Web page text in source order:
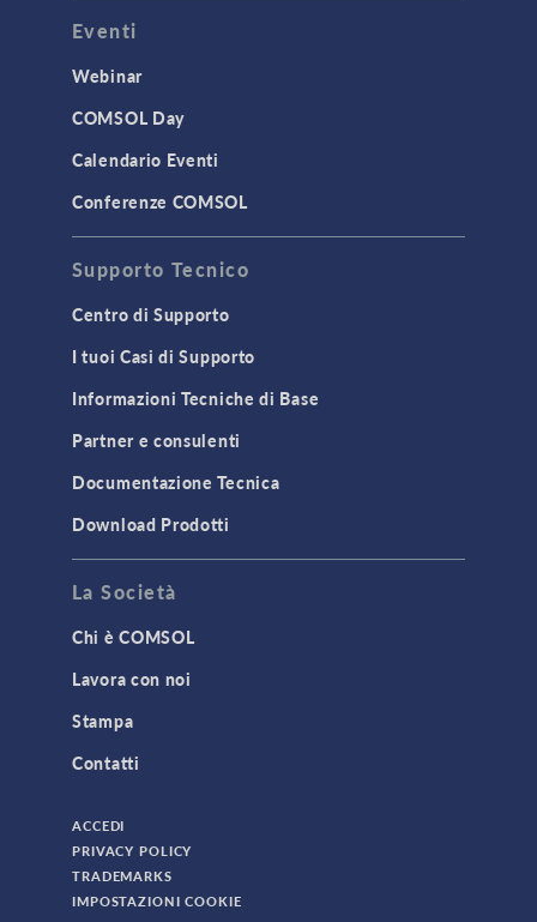
Eventi
Webinar
COMSOL Day
Calendario Eventi
Conferenze COMSOL
Supporto Tecnico
Centro di Supporto
I tuoi Casi di Supporto
Informazioni Tecniche di Base
Partner e consulenti
Documentazione Tecnica
Download Prodotti
La Società
Chi è COMSOL
Lavora con noi
Stampa
Contatti
ACCEDI
PRIVACY POLICY
TRADEMARKS
IMPOSTAZIONI COOKIE